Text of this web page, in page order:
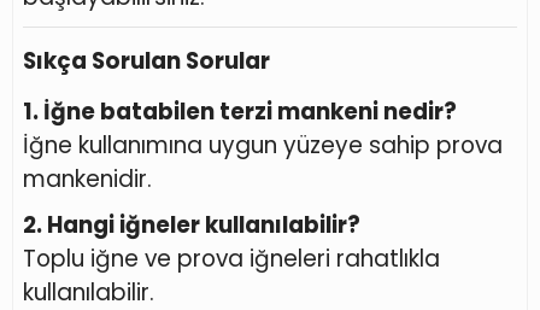
Sıkça Sorulan Sorular
1. İğne batabilen terzi mankeni nedir?
İğne kullanımına uygun yüzeye sahip prova
mankenidir.
2. Hangi iğneler kullanılabilir?
Toplu iğne ve prova iğneleri rahatlıkla
kullanılabilir.